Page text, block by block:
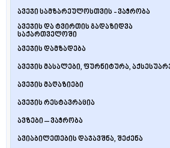
ავეჯი სამზარეულოსთვის - ვაჭრობა
ავეჯის და ტვირთის გადაზიდვა
საქართველოში
ავეჯის დამზადება
ავეჯის მასალები, ფურნიტურა,
ავეჯის მაღაზიები
ავეჯის რესტავრაცია
ავზები – ვაჭრობა
ავიაბილეთების დაჯავშნა, შეძენა